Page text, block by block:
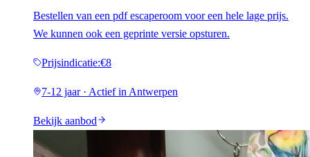
Bestellen van een pdf escaperoom voor een hele lage prijs.
We kunnen ook een geprinte versie opsturen.
Prijsindicatie:€8
7-12 jaar · Actief in Antwerpen
Bekijk aanbod